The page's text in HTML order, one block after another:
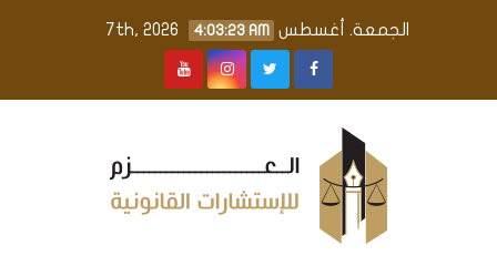
الجمعة. أغسطس 7th, 2026 4:03:24 AM